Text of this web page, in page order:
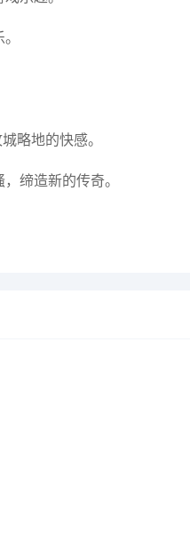
略地的快感。
缔造新的传奇。